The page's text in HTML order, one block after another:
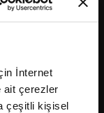
İnternet
ait çerezler
çeşitli kişisel